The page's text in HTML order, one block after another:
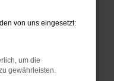
in
von uns eingesetzt:
um die
gewährleisten.